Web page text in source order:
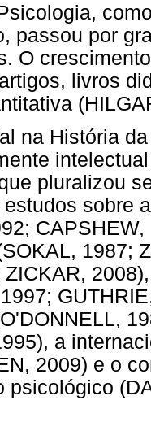
passou por
O
livros
na História
pluralizou
sobre
1987;
ZICKAR,
a
2009) e o
psicológico